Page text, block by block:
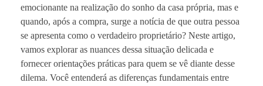
emocionante na realização do sonho da casa própria, mas e
quando, após a compra, surge a notícia de que outra pessoa
se apresenta como o verdadeiro proprietário? Neste artigo,
vamos explorar as nuances dessa situação delicada e
fornecer orientações práticas para quem se vê diante desse
dilema. Você entenderá as diferenças fundamentais entre